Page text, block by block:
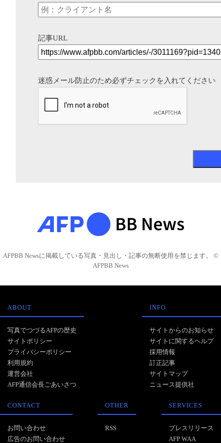
記事URL
迷惑メール防止のため必ずチェックを入れてください
AFPBB Newsに掲載している写真・見出し・記事の無断使用を禁じます。 ©
AFPBB News
ABOUT
写真でつづるAFPの歴史
サイトポリシー
プライバシーポリシー
利用規約
運営会社
AFP通信会長ごあいさつ
INFO
サイトからのお知らせ
サイトに関するヘルプ
採用情報
訂正記事
サイトマップ
ニュース提供社
CONTACT
お問い合わせ
広告のお問い合わせ
OTHER
RSS
SERVICES
プレスリリース
AFP WAA